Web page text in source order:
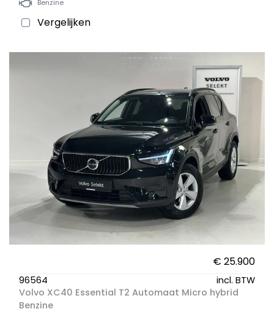
Benzine
Vergelijken
€ 25.900
96564
incl. BTW
Volvo XC40 Essential T2 Automaat Micro hybrid
Benzine